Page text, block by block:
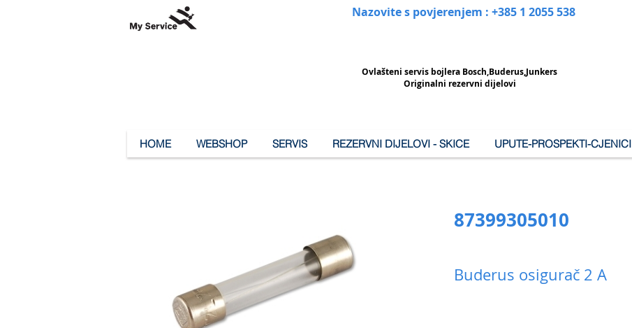
Nazovite s povjerenjem : +385 1 2055 538
Ovlašteni servis bojlera Bosch,Buderus,Junkers
Originalni rezervni dijelovi
HOME WEBSHOP SERVIS REZERVNI DIJELOVI - SKICE UPUTE-PROSPEKTI-CJENICI
87399305010
Buderus osigurač 2 A